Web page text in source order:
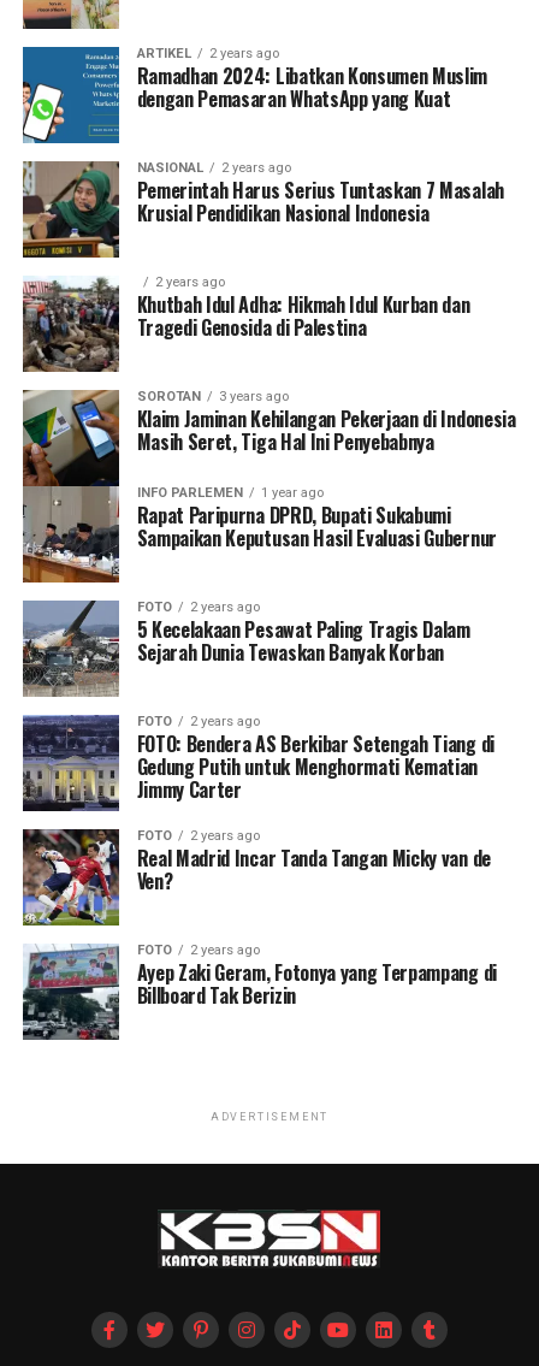
ARTIKEL 2 years ago
Ramadhan 2024: Libatkan Konsumen Muslim
dengan Pemasaran WhatsApp yang Kuat
NASIONAL 2 years ago
Pemerintah Harus Serius Tuntaskan 7 Masalah
Krusial Pendidikan Nasional Indonesia
2 years ago
Khutbah Idul Adha: Hikmah Idul Kurban dan
Tragedi Genosida di Palestina
SOROTAN 3 years ago
Klaim Jaminan Kehilangan Pekerjaan di Indonesia
Masih Seret, Tiga Hal Ini Penyebabnya
INFO PARLEMEN 1 year ago
Rapat Paripurna DPRD, Bupati Sukabumi
Sampaikan Keputusan Hasil Evaluasi Gubernur
FOTO 2 years ago
5 Kecelakaan Pesawat Paling Tragis Dalam
Sejarah Dunia Tewaskan Banyak Korban
FOTO 2 years ago
FOTO: Bendera AS Berkibar Setengah Tiang di
Gedung Putih untuk Menghormati Kematian
Jimmy Carter
FOTO 2 years ago
Real Madrid Incar Tanda Tangan Micky van de
Ven?
FOTO 2 years ago
Ayep Zaki Geram, Fotonya yang Terpampang di
Billboard Tak Berizin
ADVERTISEMENT